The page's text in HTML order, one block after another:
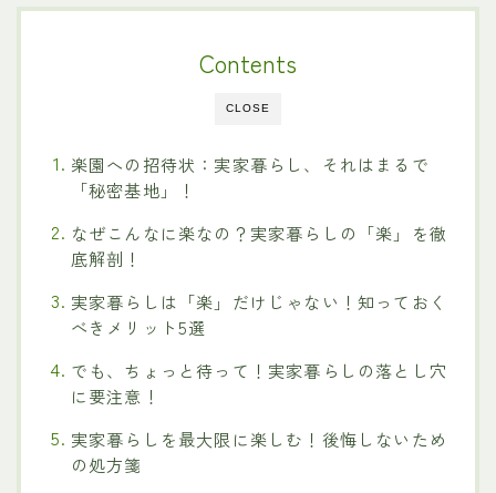
CLOSE
Contents
楽園への招待状：実家暮らし、それはまるで
「秘密基地」！
なぜこんなに楽なの？実家暮らしの「楽」を徹
底解剖！
実家暮らしは「楽」だけじゃない！知っておく
べきメリット5選
でも、ちょっと待って！実家暮らしの落とし穴
に要注意！
実家暮らしを最大限に楽しむ！後悔しないため
の処方箋